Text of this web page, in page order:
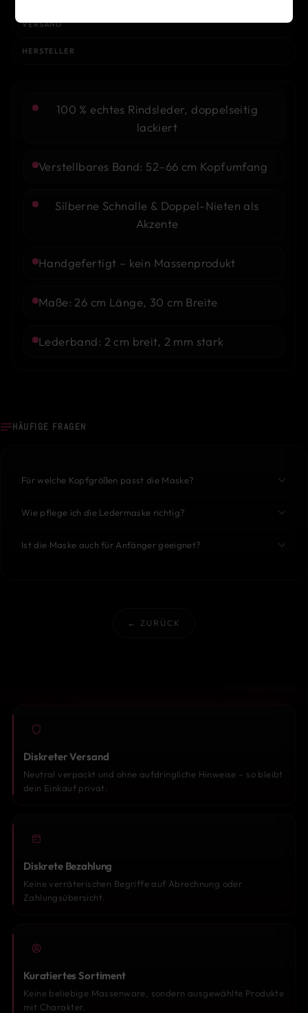
VERSAND
HERSTELLER
100 % echtes Rindsleder, doppelseitig
lackiert
Verstellbares Band: 52–66 cm Kopfumfang
Silberne Schnalle & Doppel-Nieten als
Akzente
Handgefertigt – kein Massenprodukt
Maße: 26 cm Länge, 30 cm Breite
Lederband: 2 cm breit, 2 mm stark
HÄUFIGE FRAGEN
Für welche Kopfgrößen passt die Maske?
Wie pflege ich die Ledermaske richtig?
Ist die Maske auch für Anfänger geeignet?
← ZURÜCK
Diskreter Versand
Neutral verpackt und ohne aufdringliche Hinweise – so bleibt
dein Einkauf privat.
Diskrete Bezahlung
Keine verräterischen Begriffe auf Abrechnung oder
Zahlungsübersicht.
Kuratiertes Sortiment
Keine beliebige Massenware, sondern ausgewählte Produkte
mit Charakter.